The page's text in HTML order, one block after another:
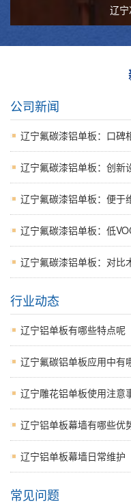
辽
公司新闻
辽宁氟碳漆铝单板：口碑
辽宁氟碳漆铝单板：创新
辽宁氟碳漆铝单板：便于维
辽宁氟碳漆铝单板：低
辽宁氟碳漆铝单板：对比
行业动态
辽宁铝单板有哪些特点呢
辽宁氟碳铝单板应用中有
辽宁雕花铝单板使用注意
辽宁铝单板幕墙有哪些优
辽宁铝单板幕墙日常维护
常见问题